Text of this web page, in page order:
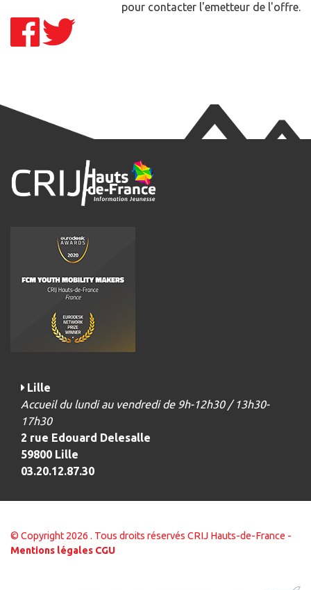
pour contacter l'emetteur de l'offre.
Lille
Accueil du lundi au vendredi de 9h-12h30 / 13h30-
17h30
2 rue Edouard Delesalle
59800 Lille
03.20.12.87.30
© Copyright 2026 . Tous droits réservés CRIJ Hauts-de-France -
Mentions légales CGU